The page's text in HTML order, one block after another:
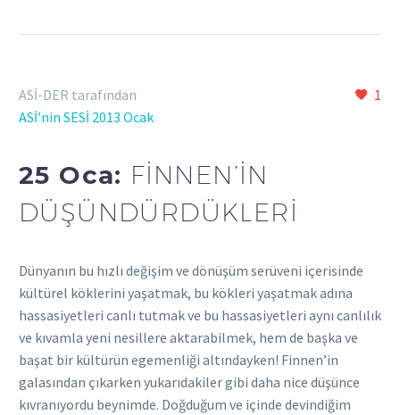
1
ASİ-DER tarafından
ASİ’nin SESİ 2013 Ocak
25 Oca: FİNNEN’İN
DÜŞÜNDÜRDÜKLERİ
Dünyanın bu hızlı değişim ve dönüşüm serüveni içerisinde
kültürel köklerini yaşatmak, bu kökleri yaşatmak adına
hassasiyetleri canlı tutmak ve bu hassasiyetleri aynı canlılık
ve kıvamla yeni nesillere aktarabilmek, hem de başka ve
başat bir kültürün egemenliği altındayken! Finnen’in
galasından çıkarken yukarıdakiler gibi daha nice düşünce
kıvranıyordu beynimde. Doğduğum ve içinde devindiğim